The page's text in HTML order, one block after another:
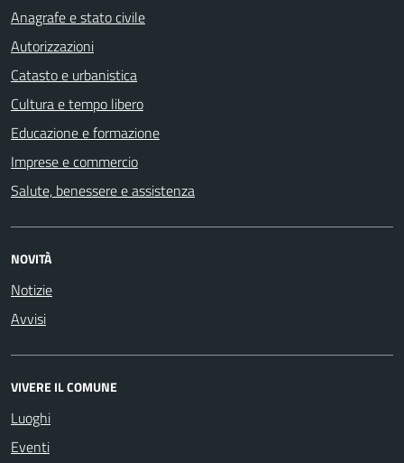
Anagrafe e stato civile
Autorizzazioni
Catasto e urbanistica
Cultura e tempo libero
Educazione e formazione
Imprese e commercio
Salute, benessere e assistenza
NOVITÀ
Notizie
Avvisi
VIVERE IL COMUNE
Luoghi
Eventi